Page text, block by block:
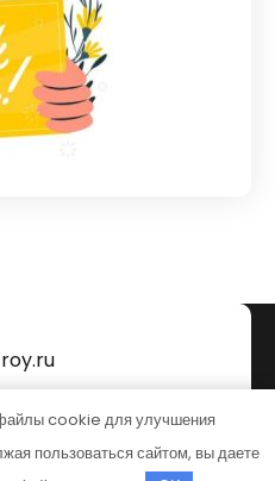
Themes
cookie для улучшения
пользоваться сайтом, вы даете